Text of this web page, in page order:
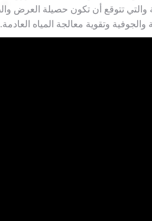
وتقوية معالجة المياه العادمة.